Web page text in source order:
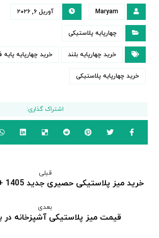
Maryam آوریل ۶, ۲۰۲۶
چهارپایه پلاستیکی
خرید چهارپایه بلند خرید چهارپایه پایه
خرید چهارپایه پلاستیکی
قبلی
خرید میز پلاستیکی حصیری جدید 1405 + قیمت تولیدی
بعدی
قیمت میز پلاستیکی آشپزخانه در